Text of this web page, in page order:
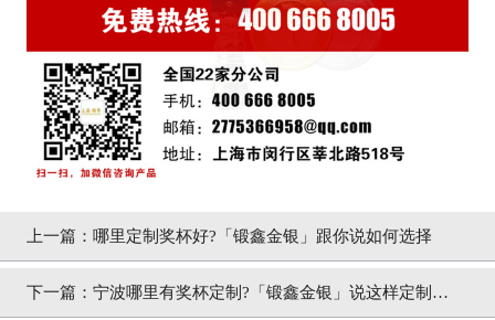
上一篇： 哪里定制奖杯好?「锻鑫金银」跟你说如何选择
下一篇： 宁波哪里有奖杯定制?「锻鑫金银」说这样定制比